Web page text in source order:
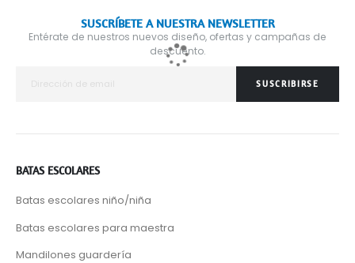
SUSCRÍBETE A NUESTRA NEWSLETTER
Entérate de nuestros nuevos diseño, ofertas y campañas de
descuento.
SUSCRIBIRSE
BATAS ESCOLARES
Batas escolares niño/niña
Batas escolares para maestra
Mandilones guardería